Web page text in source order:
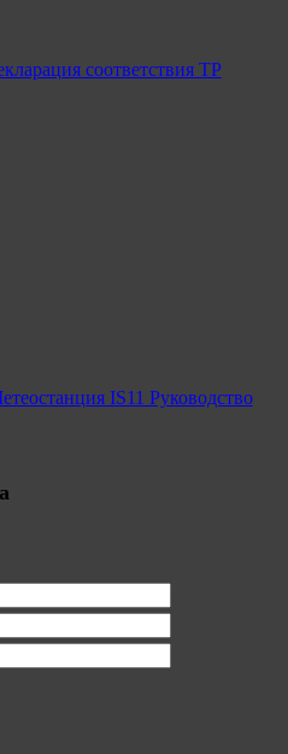
соответствия ТР
IS11 Руководство